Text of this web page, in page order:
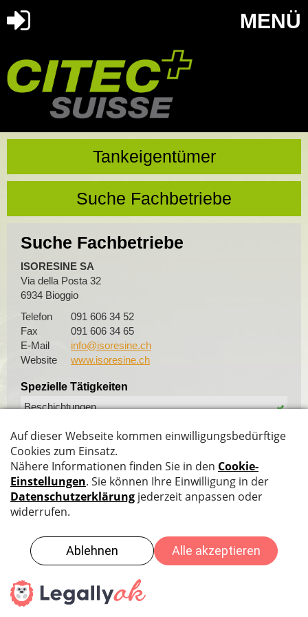
MENÜ
Tankeigentümer
Suche Fachbetriebe
Suche Fachbetriebe
ISORESINE SA
Via della Posta 32
6934 Bioggio
Telefon
091 606 34 52
Fax
091 606 34 65
E-Mail
info@isoresine.ch
Website
www.isoresine.ch
Spezielle Tätigkeiten
Beschichtungen
Fugendichtungen
Datenschutz|Impressum|Sitemap